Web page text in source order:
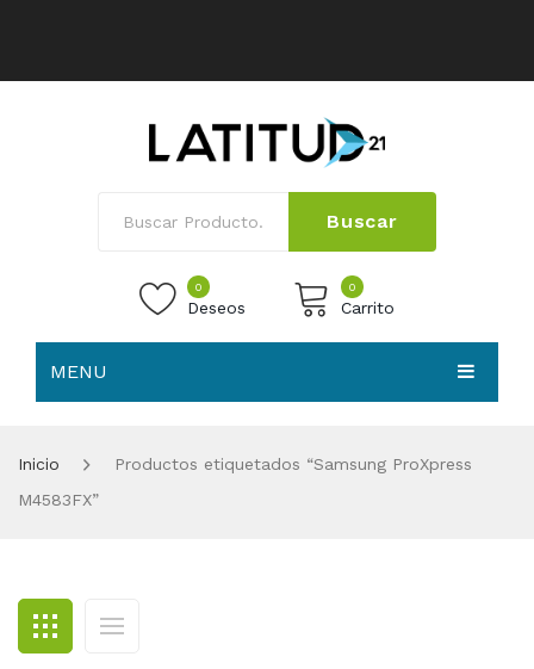
Buscar
0
Deseos
0
Carrito
MENU
CONTACTO
Inicio
Productos etiquetados “Samsung ProXpress
M4583FX”